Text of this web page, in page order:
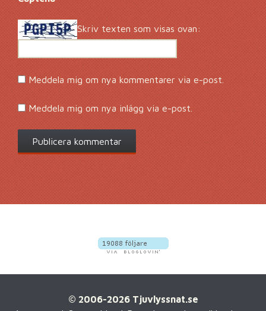
Skriv texten som visas ovan:
Meddela mig om nya kommentarer via e-post.
Meddela mig om nya inlägg via e-post.
© 2006-2026 Tjuvlyssnat.se